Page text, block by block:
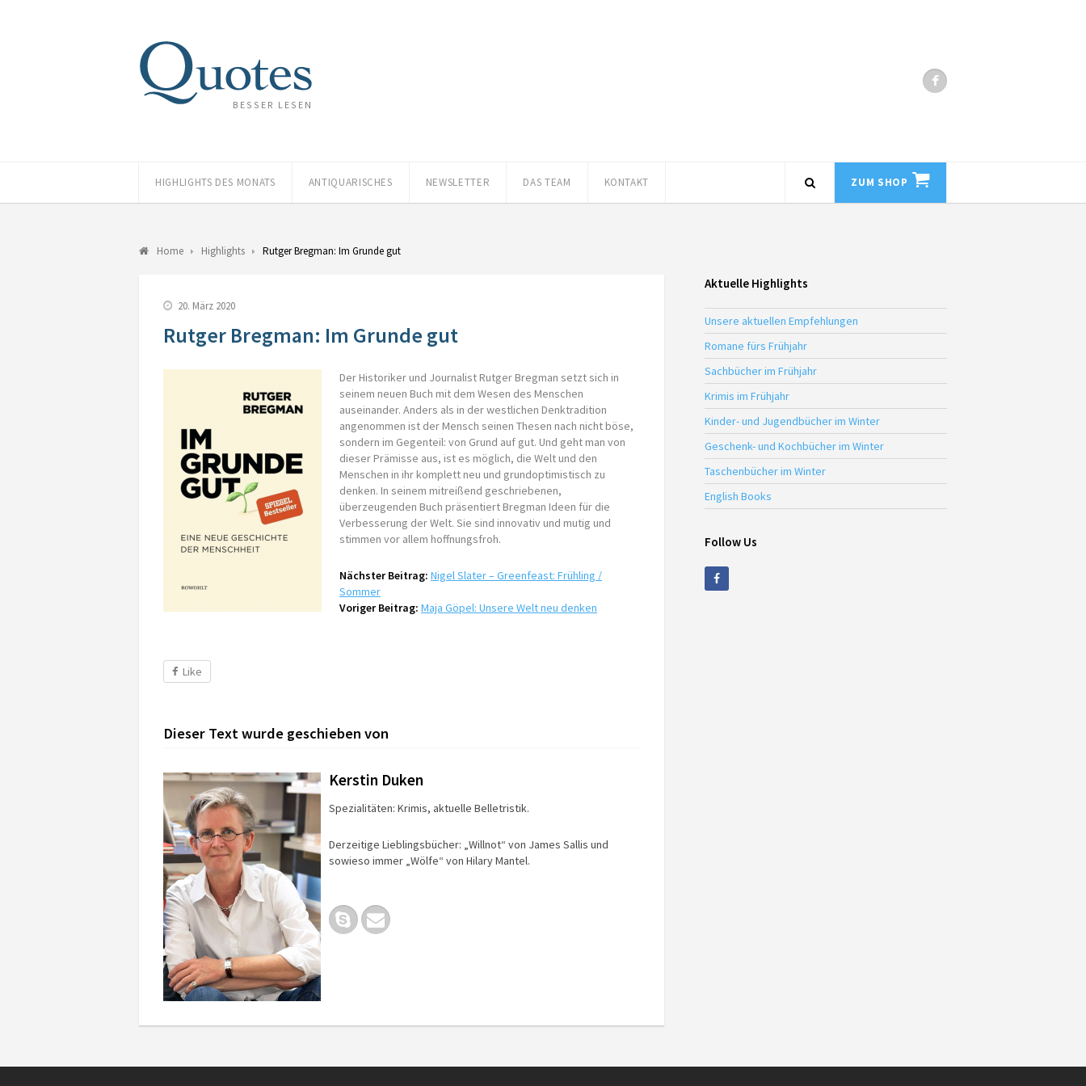
BESSER LESEN
HIGHLIGHTS DES MONATS ANTIQUARISCHES NEWSLETTER DAS TEAM KONTAKT ZUM SHOP
Home Highlights Rutger Bregman: Im Grunde gut
20. März 2020
Rutger Bregman: Im Grunde gut
Der Historiker und Journalist Rutger Bregman setzt sich in
seinem neuen Buch mit dem Wesen des Menschen
auseinander. Anders als in der westlichen Denktradition
angenommen ist der Mensch seinen Thesen nach nicht böse,
sondern im Gegenteil: von Grund auf gut. Und geht man von
dieser Prämisse aus, ist es möglich, die Welt und den
Menschen in ihr komplett neu und grundoptimistisch zu
denken. In seinem mitreißend geschriebenen,
überzeugenden Buch präsentiert Bregman Ideen für die
Verbesserung der Welt. Sie sind innovativ und mutig und
stimmen vor allem hoffnungsfroh.
Nächster Beitrag: Nigel Slater – Greenfeast: Frühling /
Sommer
Voriger Beitrag: Maja Göpel: Unsere Welt neu denken
Like
Dieser Text wurde geschieben von
Kerstin Duken
Spezialitäten: Krimis, aktuelle Belletristik.
Derzeitige Lieblingsbücher: „Willnot“ von James Sallis und
sowieso immer „Wölfe“ von Hilary Mantel.
Aktuelle Highlights
Unsere aktuellen Empfehlungen
Romane fürs Frühjahr
Sachbücher im Frühjahr
Krimis im Frühjahr
Kinder- und Jugendbücher im Winter
Geschenk- und Kochbücher im Winter
Taschenbücher im Winter
English Books
Follow Us